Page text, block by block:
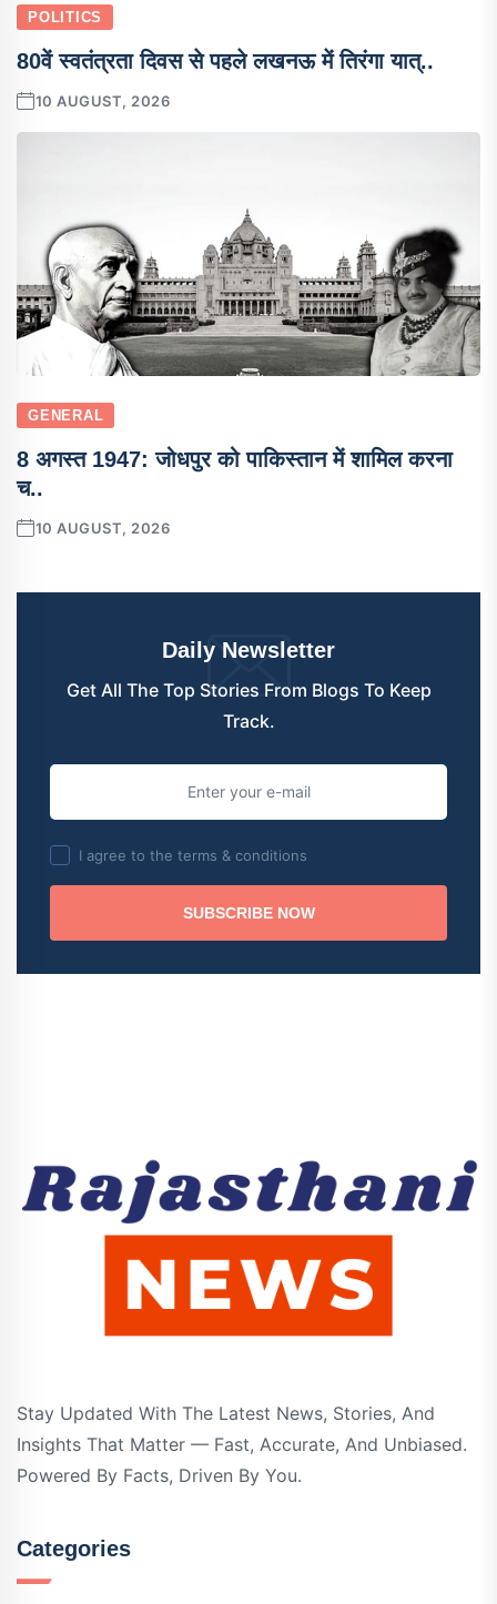
POLITICS
80वें स्वतंत्रता दिवस से पहले लखनऊ में तिरंगा यात्..
10 AUGUST, 2026
GENERAL
8 अगस्त 1947: जोधपुर को पाकिस्तान में शामिल करना
च..
10 AUGUST, 2026
Daily Newsletter
Get All The Top Stories From Blogs To Keep
Track.
I agree to the terms & conditions
SUBSCRIBE NOW
Stay Updated With The Latest News, Stories, And
Insights That Matter — Fast, Accurate, And Unbiased.
Powered By Facts, Driven By You.
Categories